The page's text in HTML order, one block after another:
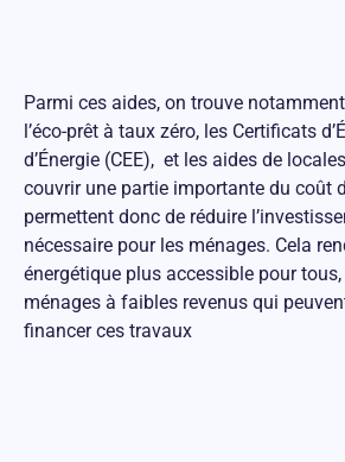
Parmi ces aides, on trouve
l’éco-prêt à taux zéro, les Certificats
d’Énergie (CEE), et les aides de
couvrir une partie importante du coût
permettent donc de réduire
nécessaire pour les ménages. Cela
énergétique plus accessible pour
ménages à faibles revenus qui
financer ces travaux